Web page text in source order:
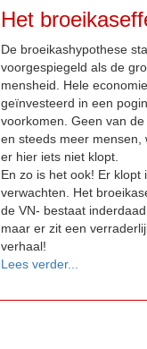
Het
De broeikashypothese
voorgespiegeld als de
mensheid. Hele
geïnvesteerd in een
voorkomen. Geen van
en steeds meer mensen,
er hier iets niet klopt.
En zo is het ook! Er
verwachten. Het
de VN- bestaat
maar er zit een
verhaal!
Lees verder...